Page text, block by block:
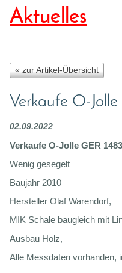
Aktuelles
« zur Artikel-Übersicht
Verkaufe O-
02.09.2022
Verkaufe O-Jolle GER 1483
Wenig gesegelt
Baujahr 2010
Hersteller Olaf Warendorf,
MIK Schale baugleich mit
Ausbau Holz,
Alle Messdaten vorhanden,